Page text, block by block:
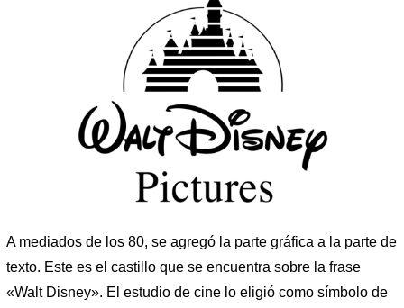
A mediados de los 80, se agregó la parte gráfica a la parte de
texto. Este es el castillo que se encuentra sobre la frase
«Walt Disney». El estudio de cine lo eligió como símbolo de